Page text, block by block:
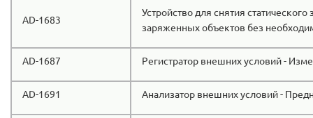
AD-1683
Устройство для снятия
заряженных объектов без
AD-1687 Регистратор внешних условий -
AD-1691 Анализатор внешних условий -